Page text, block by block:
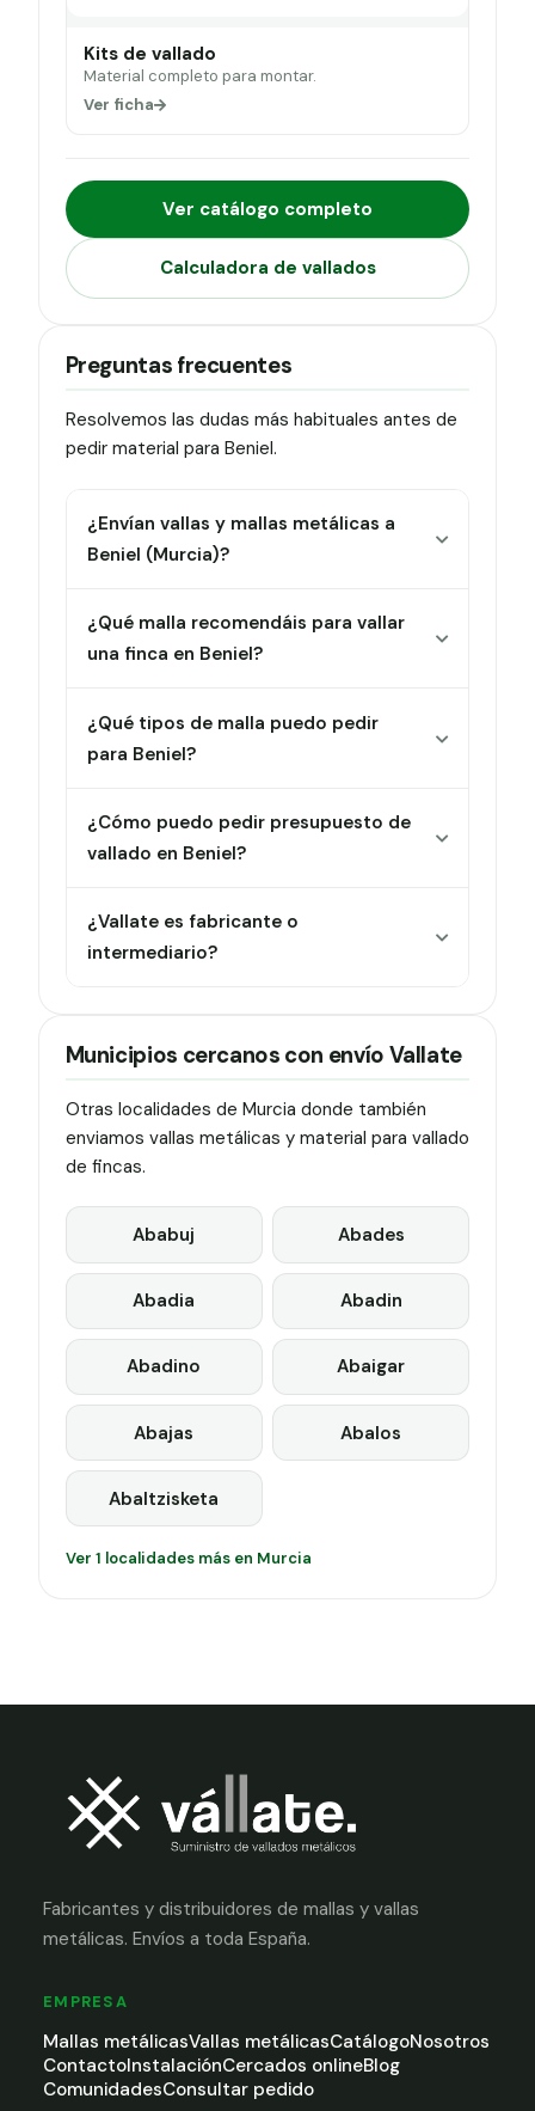
Kits de vallado
Material completo para montar.
Ver ficha
Ver catálogo completo
Calculadora de vallados
Preguntas frecuentes
Resolvemos las dudas más habituales antes de
pedir material para Beniel.
¿Envían vallas y mallas metálicas a
Beniel (Murcia)?
¿Qué malla recomendáis para vallar
una finca en Beniel?
¿Qué tipos de malla puedo pedir
para Beniel?
¿Cómo puedo pedir presupuesto de
vallado en Beniel?
¿Vallate es fabricante o
intermediario?
Municipios cercanos con envío Vallate
Otras localidades de Murcia donde también
enviamos vallas metálicas y material para vallado
de fincas.
Ababuj Abades
Abadia Abadin
Abadino Abaigar
Abajas Abalos
Abaltzisketa
Ver 1 localidades más en Murcia
Fabricantes y distribuidores de mallas y vallas
metálicas. Envíos a toda España.
EMPRESA
Mallas metálicasVallas metálicasCatálogoNosotros
ContactoInstalaciónCercados onlineBlog
ComunidadesConsultar pedido